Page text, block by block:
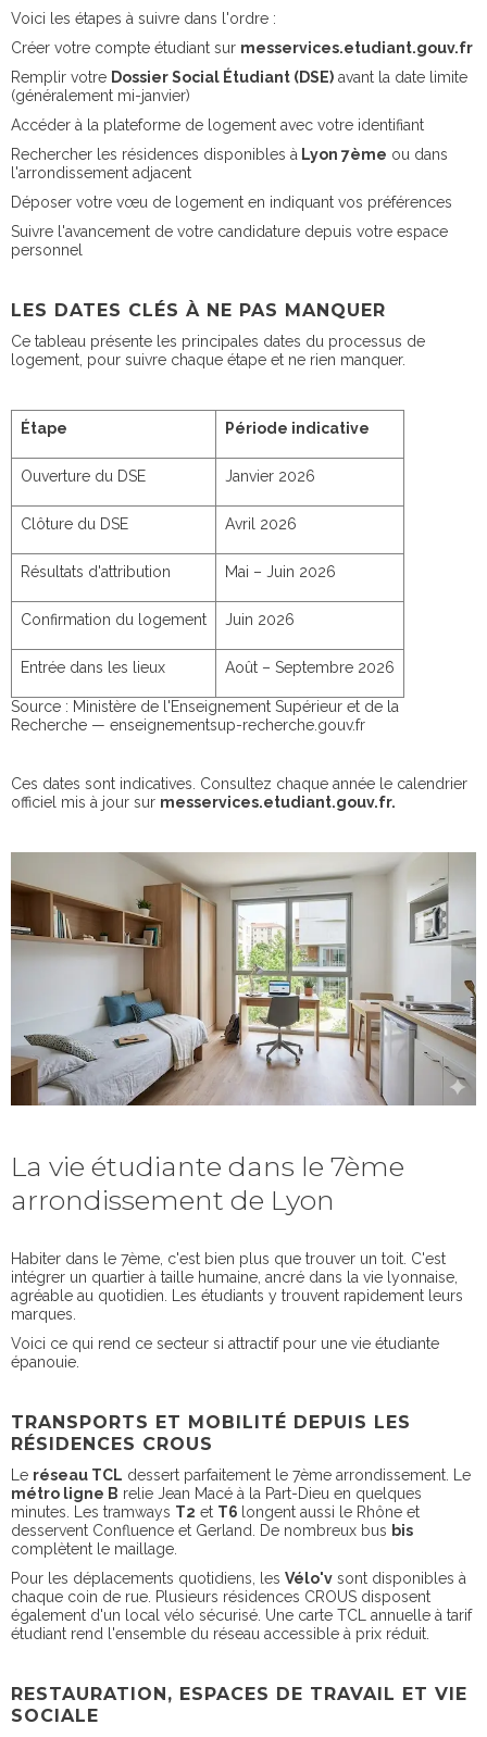
Voici les étapes à suivre dans l'ordre :
Créer votre compte étudiant sur messervices.etudiant.gouv.fr
Remplir votre Dossier Social Étudiant (DSE) avant la date limite
(généralement mi-janvier)
Accéder à la plateforme de logement avec votre identifiant
Rechercher les résidences disponibles à Lyon 7ème ou dans
l'arrondissement adjacent
Déposer votre vœu de logement en indiquant vos préférences
Suivre l'avancement de votre candidature depuis votre espace
personnel
LES DATES CLÉS À NE PAS MANQUER
Ce tableau présente les principales dates du processus de
logement, pour suivre chaque étape et ne rien manquer.
Étape Période indicative
Ouverture du DSE Janvier 2026
Clôture du DSE Avril 2026
Résultats d'attribution Mai – Juin 2026
Confirmation du logement Juin 2026
Entrée dans les lieux Août – Septembre 2026
Source : Ministère de l'Enseignement Supérieur et de la
Recherche — enseignementsup-recherche.gouv.fr
Ces dates sont indicatives. Consultez chaque année le calendrier
officiel mis à jour sur messervices.etudiant.gouv.fr.
La vie étudiante dans le 7ème
arrondissement de Lyon
Habiter dans le 7ème, c'est bien plus que trouver un toit. C'est
intégrer un quartier à taille humaine, ancré dans la vie lyonnaise,
agréable au quotidien. Les étudiants y trouvent rapidement leurs
marques.
Voici ce qui rend ce secteur si attractif pour une vie étudiante
épanouie.
TRANSPORTS ET MOBILITÉ DEPUIS LES
RÉSIDENCES CROUS
Le réseau TCL dessert parfaitement le 7ème arrondissement. Le
métro ligne B relie Jean Macé à la Part-Dieu en quelques
minutes. Les tramways T2 et T6 longent aussi le Rhône et
desservent Confluence et Gerland. De nombreux bus bis
complètent le maillage.
Pour les déplacements quotidiens, les Vélo'v sont disponibles à
chaque coin de rue. Plusieurs résidences CROUS disposent
également d'un local vélo sécurisé. Une carte TCL annuelle à tarif
étudiant rend l'ensemble du réseau accessible à prix réduit.
RESTAURATION, ESPACES DE TRAVAIL ET VIE
SOCIALE